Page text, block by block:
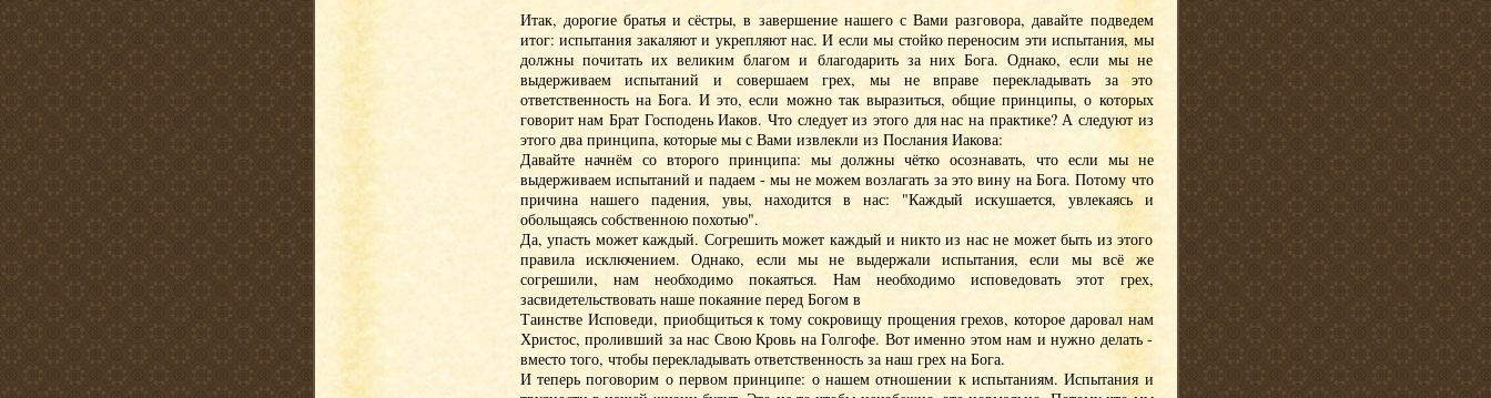
Итак, дорогие братья и сёстры, в завершение нашего с Вами разговора, давайте подведем
итог: испытания закаляют и укрепляют нас. И если мы стойко переносим эти испытания, мы
должны почитать их великим благом и благодарить за них Бога. Однако, если мы не
выдерживаем испытаний и совершаем грех, мы не вправе перекладывать за это
ответственность на Бога. И это, если можно так выразиться, общие принципы, о которых
говорит нам Брат Господень Иаков. Что следует из этого для нас на практике? А следуют из
этого два принципа, которые мы с Вами извлекли из Послания Иакова:
Давайте начнём со второго принципа: мы должны чётко осознавать, что если мы не
выдерживаем испытаний и падаем - мы не можем возлагать за это вину на Бога. Потому что
причина нашего падения, увы, находится в нас: "Каждый искушается, увлекаясь и
обольщаясь собственною похотью".
Да, упасть может каждый. Согрешить может каждый и никто из нас не может быть из этого
правила исключением. Однако, если мы не выдержали испытания, если мы всё же
согрешили, нам необходимо покаяться. Нам необходимо исповедовать этот грех,
засвидетельствовать наше покаяние перед Богом в
Таинстве Исповеди, приобщиться к тому сокровищу прощения грехов, которое даровал нам
Христос, проливший за нас Свою Кровь на Голгофе. Вот именно этом нам и нужно делать -
вместо того, чтобы перекладывать ответственность за наш грех на Бога.
И теперь поговорим о первом принципе: о нашем отношении к испытаниям. Испытания и